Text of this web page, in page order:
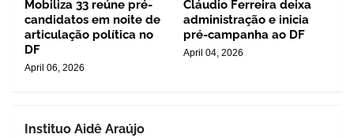
Mobiliza 33 reúne pré-
candidatos em noite de
articulação política no
DF
April 06, 2026
Cláudio Ferreira deixa
administração e inicia
pré-campanha ao DF
April 04, 2026
Instituo Aidê Araújo